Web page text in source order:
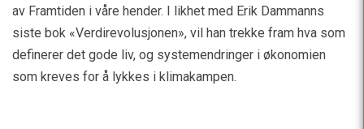
av Framtiden i våre hender. I likhet med Erik Dammanns
siste bok «Verdirevolusjonen», vil han trekke fram hva som
definerer det gode liv, og systemendringer i økonomien
som kreves for å lykkes i klimakampen.